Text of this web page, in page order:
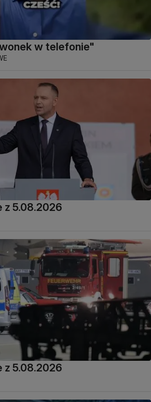
w telefonie"
z 5.08.2026
z 5.08.2026